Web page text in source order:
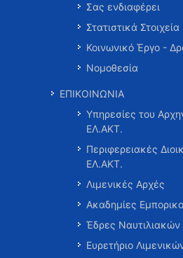
Σας ενδιαφέρει
Στατιστικά Στοιχεία
Κοινωνικό Έργο -
Νομοθεσία
ΕΠΙΚΟΙΝΩΝΙΑ
Υπηρεσίες του
ΕΛ.ΑΚΤ.
Περιφερειακές
ΕΛ.ΑΚΤ.
Λιμενικές Αρχές
Ακαδημίες
Έδρες
Ευρετήριο